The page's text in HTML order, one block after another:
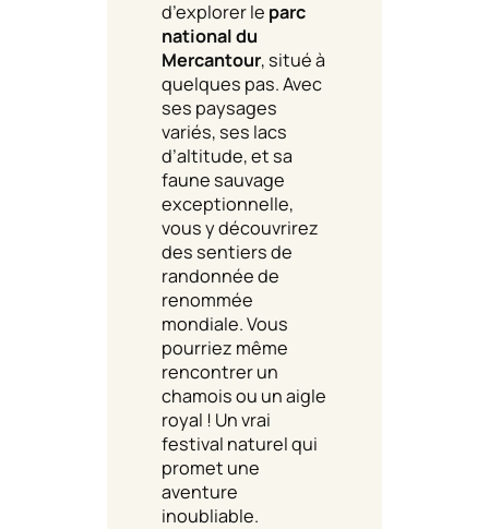
d’explorer le parc
national du
Mercantour, situé à
quelques pas. Avec
ses paysages
variés, ses lacs
d’altitude, et sa
faune sauvage
exceptionnelle,
vous y découvrirez
des sentiers de
randonnée de
renommée
mondiale. Vous
pourriez même
rencontrer un
chamois ou un aigle
royal ! Un vrai
festival naturel qui
promet une
aventure
inoubliable.